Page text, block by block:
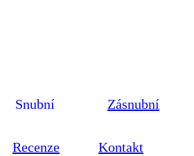
Snubní Zásnubní
Recenze Kontakt